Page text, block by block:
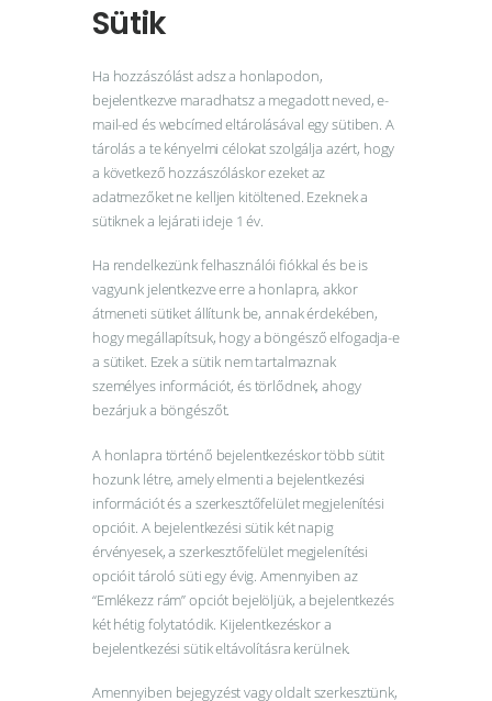
Sütik
Ha hozzászólást adsz a honlapodon,
bejelentkezve maradhatsz a megadott neved, e-
mail-ed és webcímed eltárolásával egy sütiben. A
tárolás a te kényelmi célokat szolgálja azért, hogy
a következő hozzászóláskor ezeket az
adatmezőket ne kelljen kitöltened. Ezeknek a
sütiknek a lejárati ideje 1 év.
Ha rendelkezünk felhasználói fiókkal és be is
vagyunk jelentkezve erre a honlapra, akkor
átmeneti sütiket állítunk be, annak érdekében,
hogy megállapítsuk, hogy a böngésző elfogadja-e
a sütiket. Ezek a sütik nem tartalmaznak
személyes információt, és törlődnek, ahogy
bezárjuk a böngészőt.
A honlapra történő bejelentkezéskor több sütit
hozunk létre, amely elmenti a bejelentkezési
információt és a szerkesztőfelület megjelenítési
opcióit. A bejelentkezési sütik két napig
érvényesek, a szerkesztőfelület megjelenítési
opcióit tároló süti egy évig. Amennyiben az
“Emlékezz rám” opciót bejelöljük, a bejelentkezés
két hétig folytatódik. Kijelentkezéskor a
bejelentkezési sütik eltávolításra kerülnek.
Amennyiben bejegyzést vagy oldalt szerkesztünk,